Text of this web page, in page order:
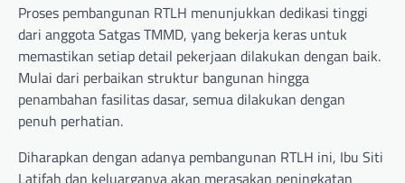
Proses pembangunan RTLH menunjukkan dedikasi tinggi
dari anggota Satgas TMMD, yang bekerja keras untuk
memastikan setiap detail pekerjaan dilakukan dengan baik.
Mulai dari perbaikan struktur bangunan hingga
penambahan fasilitas dasar, semua dilakukan dengan
penuh perhatian.
Diharapkan dengan adanya pembangunan RTLH ini, Ibu Siti